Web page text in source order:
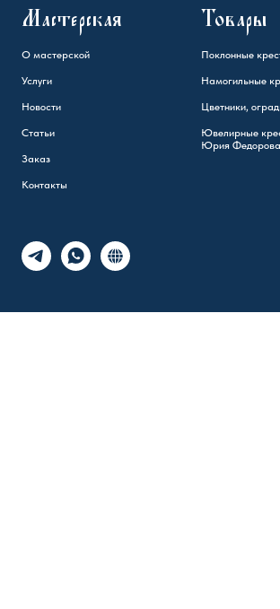
Мастерская
О мастерской
Услуги
Новости
Статьи
Заказ
Контакты
Товары
Поклонные
Намогильные
Цветники,
Ювелирные
Юрия Федорова